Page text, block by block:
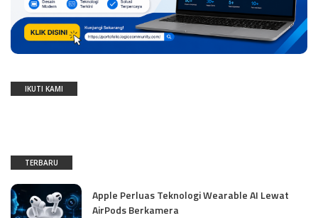
IKUTI KAMI
TERBARU
Apple Perluas Teknologi Wearable AI Lewat
AirPods Berkamera